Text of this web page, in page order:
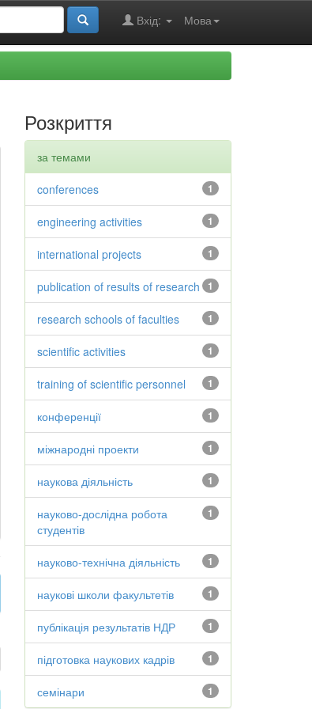
Мова
Вхід:
Розкриття
за темами
1
conferences
1
engineering activities
1
international projects
1
publication of results of research
1
research schools of faculties
1
scientific activities
1
training of scientific personnel
1
конференції
1
міжнародні проекти
1
наукова діяльність
1
науково-дослідна робота
студентів
1
науково-технічна діяльність
1
наукові школи факультетів
1
публікація результатів НДР
1
підготовка наукових кадрів
1
семінари